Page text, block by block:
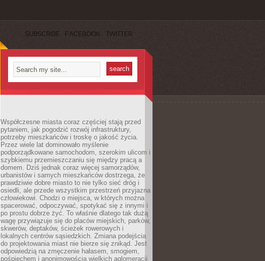
SUBSCRIBE FACEBOOK TWITTER
Współczesne miasta coraz częściej stają przed
pytaniem, jak pogodzić rozwój infrastruktury,
potrzeby mieszkańców i troskę o jakość życia.
Przez wiele lat dominowało myślenie
podporządkowane samochodom, szerokim ulicom i
szybkiemu przemieszczaniu się między pracą a
domem. Dziś jednak coraz więcej samorządów,
urbanistów i samych mieszkańców dostrzega, że
prawdziwie dobre miasto to nie tylko sieć dróg i
osiedli, ale przede wszystkim przestrzeń przyjazna
człowiekowi. Chodzi o miejsca, w których można
spacerować, odpoczywać, spotykać się z innymi i
po prostu dobrze żyć. To właśnie dlatego tak dużą
wagę przywiązuje się do placów miejskich, parków,
skwerów, deptaków, ścieżek rowerowych i
lokalnych centrów sąsiedzkich. Zmiana podejścia
do projektowania miast nie bierze się znikąd. Jest
odpowiedzią na zmęczenie hałasem, smogiem,
pośpiechem i anonimowością wielkich aglomeracji.